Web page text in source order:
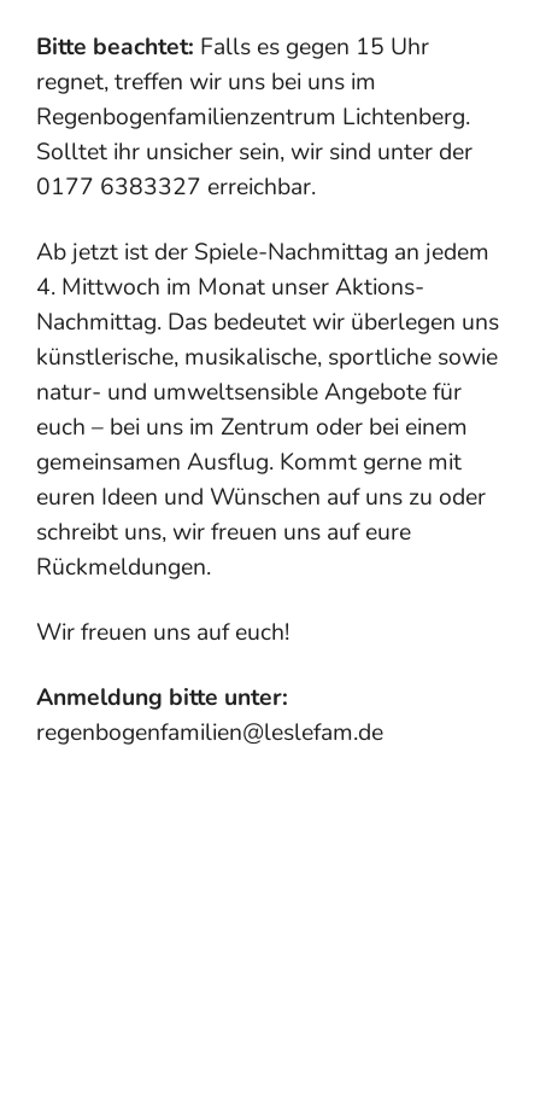
Bitte beachtet: Falls es gegen 15 Uhr
regnet, treffen wir uns bei uns im
Regenbogenfamilienzentrum Lichtenberg.
Solltet ihr unsicher sein, wir sind unter der
0177 6383327 erreichbar.
Ab jetzt ist der Spiele-Nachmittag an jedem
4. Mittwoch im Monat unser Aktions-
Nachmittag. Das bedeutet wir überlegen uns
künstlerische, musikalische, sportliche sowie
natur- und umweltsensible Angebote für
euch – bei uns im Zentrum oder bei einem
gemeinsamen Ausflug. Kommt gerne mit
euren Ideen und Wünschen auf uns zu oder
schreibt uns, wir freuen uns auf eure
Rückmeldungen.
Wir freuen uns auf euch!
Anmeldung bitte unter:
regenbogenfamilien@leslefam.de